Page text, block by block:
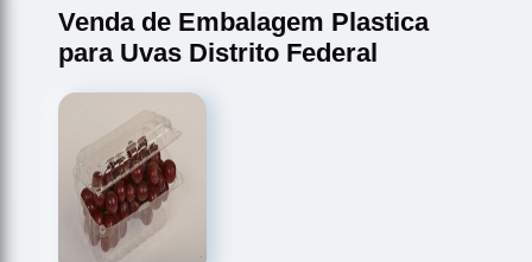
Venda de Embalagem Plastica
para Uvas Distrito Federal